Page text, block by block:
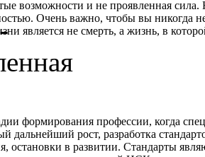
возможности и не проявленная
Очень важно, чтобы вы никогда
является не смерть, а жизнь, в
формирования профессии, когда
дальнейший рост, разработка
остановки в развитии. Стандарты